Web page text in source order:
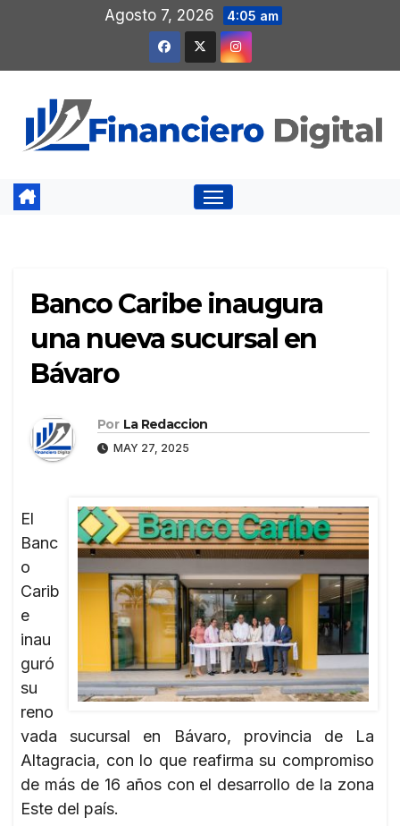
contenido
Agosto 7, 2026 4:05 am
Banco Caribe inaugura
una nueva sucursal en
Bávaro
Por La Redaccion
MAY 27, 2025
El
Banc
o
Carib
e
inau
guró
su
reno
vada sucursal en Bávaro, provincia de La
Altagracia, con lo que reafirma su compromiso
de más de 16 años con el desarrollo de la zona
Este del país.